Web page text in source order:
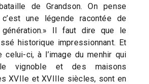
de Grandson. On pense
une légende racontée de
génération.» Il faut dire que le
historique impressionnant. Et
celui-ci, à l’image du menhir qui
vignoble et des maisons
XVIIe et XVIIIe siècles, sont en